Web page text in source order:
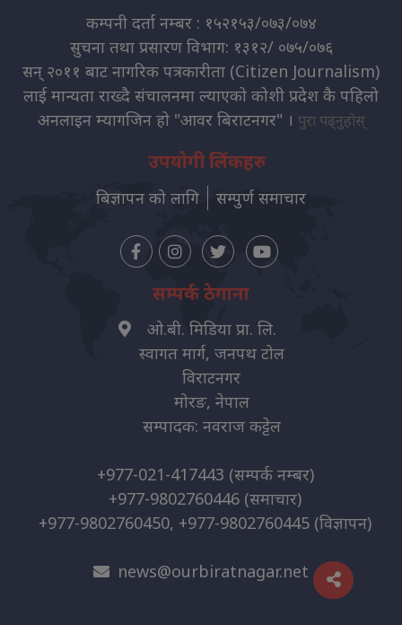
कम्पनी दर्ता नम्बर : १५२१५३/०७३/०७४
सुचना तथा प्रसारण विभाग: १३१२/ ०७५/०७६
सन् २०११ बाट नागरिक पत्रकारीता (Citizen Journalism)
लाई मान्यता राख्दै संचालनमा ल्याएको कोशी प्रदेश कै पहिलो
अनलाइन म्यागजिन हो "आवर बिराटनगर" । पुरा पढ्नुहोस्
उपयोगी लिंकहरु
बिज्ञापन को लागि सम्पुर्ण समाचार
सम्पर्क ठेगाना
ओ.बी. मिडिया प्रा. लि.
स्वागत मार्ग, जनपथ टोल
विराटनगर
मोरङ, नेपाल
सम्पादक: नवराज कट्टेल
+977-021-417443 (सम्पर्क नम्बर)
+977-9802760446 (समाचार)
+977-9802760450, +977-9802760445 (विज्ञापन)
news@ourbiratnagar.net